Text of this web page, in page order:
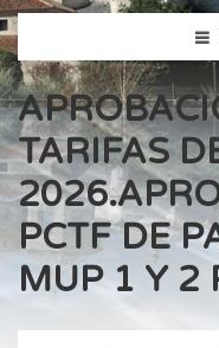
TARIFAS
PCTF DE
MUP 1 Y 2